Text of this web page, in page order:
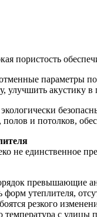
улучшить акустику
и потолков,
не
превышающие
утеплителя,
резкого
температура с